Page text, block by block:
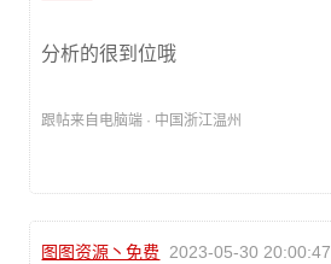
分析的很到位哦
跟帖来自电脑端 · 中国浙江温州
图图资源丶免费 2023-05-30 20:00:47